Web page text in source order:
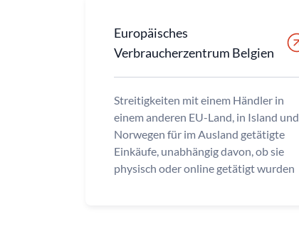
Europäisches
Verbraucherzentrum Belgien
Streitigkeiten mit einem Händler in
einem anderen EU-Land, in Island und
Norwegen für im Ausland getätigte
Einkäufe, unabhängig davon, ob sie
physisch oder online getätigt wurden